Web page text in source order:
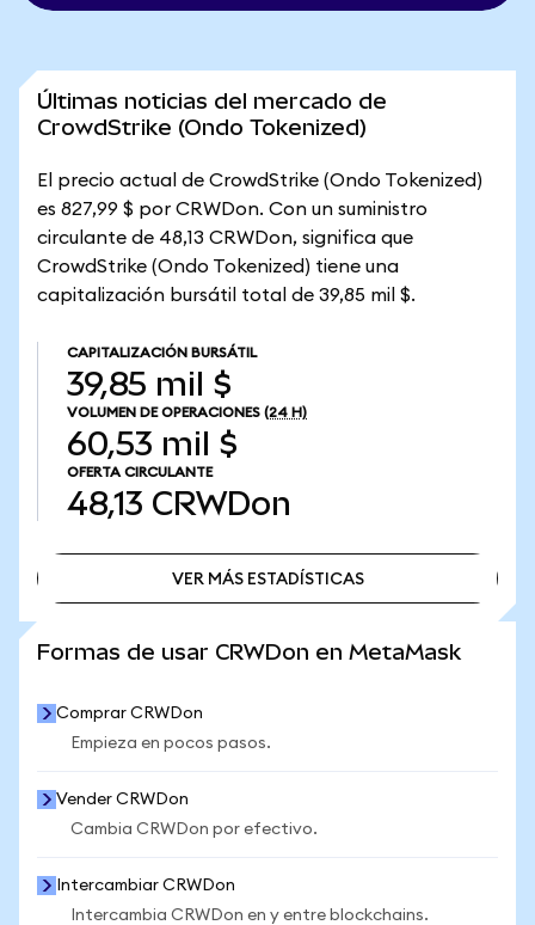
Últimas noticias del mercado de
CrowdStrike (Ondo Tokenized)
El precio actual de CrowdStrike (Ondo Tokenized)
es 827,99 $ por CRWDon. Con un suministro
circulante de 48,13 CRWDon, significa que
CrowdStrike (Ondo Tokenized) tiene una
capitalización bursátil total de 39,85 mil $.
CAPITALIZACIÓN BURSÁTIL
39,85 mil $
VOLUMEN DE OPERACIONES (24 H)
60,53 mil $
OFERTA CIRCULANTE
48,13 CRWDon
VER MÁS ESTADÍSTICAS
Formas de usar CRWDon en MetaMask
Comprar CRWDon
Empieza en pocos pasos.
Vender CRWDon
Cambia CRWDon por efectivo.
Intercambiar CRWDon
Intercambia CRWDon en y entre blockchains.